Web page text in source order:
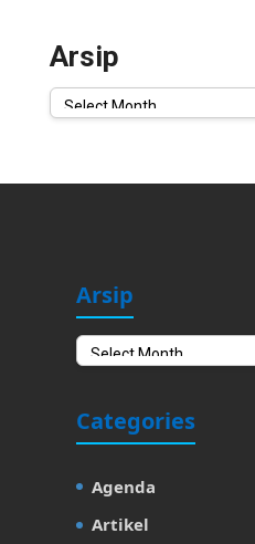
Arsip
Arsip
ArsipArsip
Categories
Agenda
Artikel